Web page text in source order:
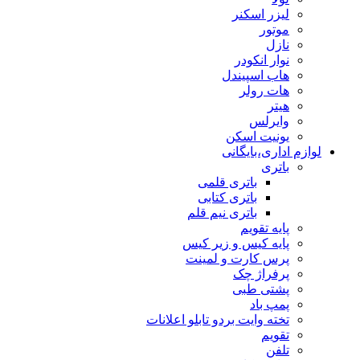
لیزر اسکنر
موتور
نازل
نوار انکودر
هاب اسپیندل
هات رولر
هیتر
وایرلس
یونیت اسکن
لوازم اداری،بایگانی
باتری
باتری قلمی
باتری کتابی
باتری نیم قلم
پایه تقویم
پایه کیس و زیر کیس
پرس کارت و لمینت
پرفراژ چک
پشتی طبی
پمپ باد
تخته وایت بردو تابلو اعلانات
تقویم
تلفن